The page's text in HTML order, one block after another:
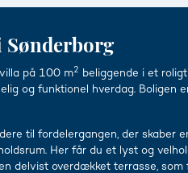
på 100 m2
beliggende i et
og funktionel hverdag.
til fordelergangen, der
Her får du et lyst og
delvist overdækket terrasse,